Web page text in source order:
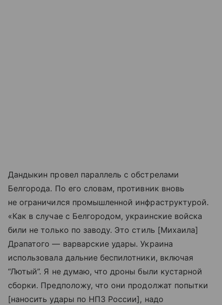
Дандыкин провел параллель с обстрелами
Белгорода. По его словам, противник вновь
не ограничился промышленной инфраструктурой.
«Как в случае с Белгородом, украинские войска
били не только по заводу. Это стиль [Михаила]
Драпатого — варварские удары. Украина
использовала дальние беспилотники, включая
“Лютый”. Я не думаю, что дроны были кустарной
сборки. Предположу, что они продолжат попытки
[наносить удары по НПЗ России], надо